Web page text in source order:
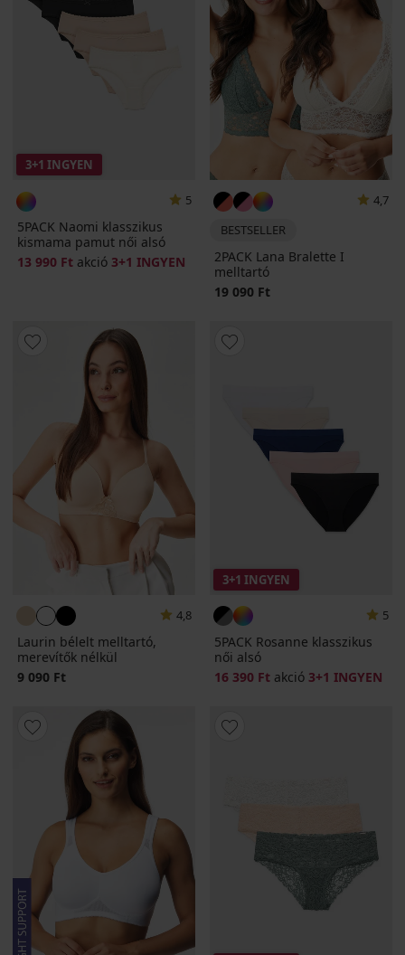
3+1 INGYEN
5
5PACK Naomi klasszikus
kismama pamut női alsó
13 990 Ft akció 3+1 INGYEN
4,7
BESTSELLER
2PACK Lana Bralette I
melltartó
19 090 Ft
4,8
Laurin bélelt melltartó,
merevítők nélkül
9 090 Ft
3+1 INGYEN
5
5PACK Rosanne klasszikus
női alsó
16 390 Ft akció 3+1 INGYEN